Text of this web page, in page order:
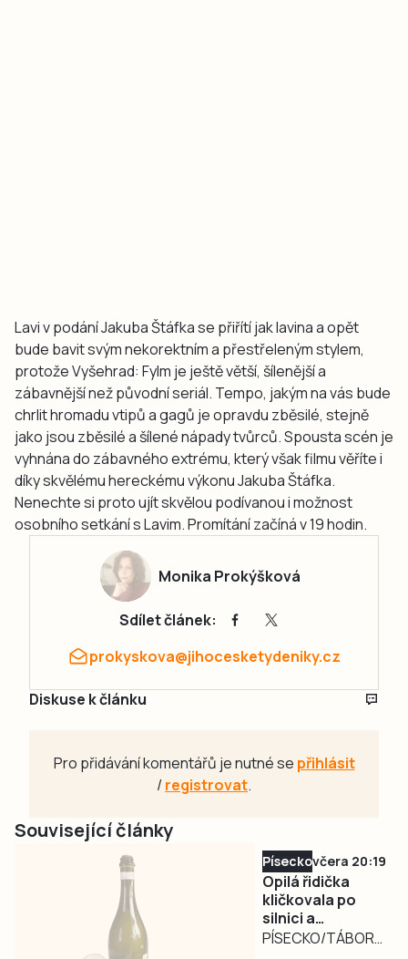
Lavi v podání Jakuba Štáfka se přiřítí jak lavina a opět
bude bavit svým nekorektním a přestřeleným stylem,
protože Vyšehrad: Fylm je ještě větší, šílenější a
zábavnější než původní seriál. Tempo, jakým na vás bude
chrlit hromadu vtipů a gagů je opravdu zběsilé, stejně
jako jsou zběsilé a šílené nápady tvůrců. Spousta scén je
vyhnána do zábavného extrému, který však filmu věříte i
díky skvělému hereckému výkonu Jakuba Štáfka.
Nenechte si proto ujít skvělou podívanou i možnost
osobního setkání s Lavim. Promítání začíná v 19 hodin.
Monika Prokýšková
Sdílet článek:
prokyskova@jihocesketydeniky.cz
Diskuse k článku
Pro přidávání komentářů je nutné se přihlásit
/registrovat.
Související články
Píseckovčera 20:19
Opilá řidička
kličkovala po
silnici a
ohrožovala
PÍSECKO/TÁBORSKO